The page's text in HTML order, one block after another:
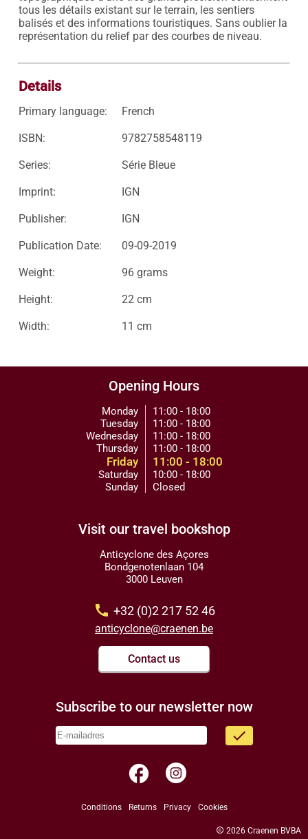
tous les détails existant sur le terrain, les sentiers
balisés et des informations touristiques. Sans oublier la
représentation du relief par des courbes de niveau.
Details
Primary language: French
ISBN: 9782758548119
Series: Série Bleue
Imprint: IGN
Publisher: IGN
Publication Date: 09-09-2019
Weight: 96 grams
Height: 22 cm
Width: 11 cm
Opening Hours
Monday
Tuesday
Wednesday
Thursday
Friday
Saturday
Sunday
11:00 - 18:00
11:00 - 18:00
11:00 - 18:00
11:00 - 18:00
11:00 - 18:00
10:00 - 18:00
Closed
Visit our travel bookshop
Anticyclone des Açores
Bondgenotenlaan 104
3000 Leuven
call +32 (0)2 217 52 46
anticyclone@craenen.be
Contact us
Subscribe to our newsletter now
done
facebook
Conditions Returns Privacy Cookies
copyright 2026 Craenen BVBA